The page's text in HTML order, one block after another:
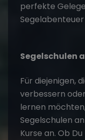
perfekte
Segelschulen
Für diejenigen,
verbessern
lernen
Segelschulen
Kurse an. Ob